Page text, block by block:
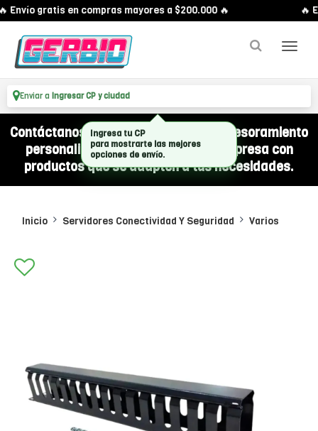
Envío gratis en compras mayores a $200.000 🔥 🔥
Enviar a Ingresar CP y ciudad
Contáctanos por WhatsApp y recibí asesoramiento
personalizado para equipar a tu empresa con
productos que se adapten a tus necesidades.
Inicio Servidores Conectividad Y Seguridad Varios
Ingresa tu CP
para mostrarte las mejores
opciones de envío.